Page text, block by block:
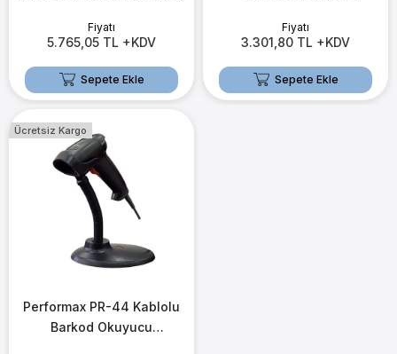
Fiyatı
5.765,05 TL +KDV
Sepete Ekle
Fiyatı
3.301,80 TL +KDV
Sepete Ekle
Ücretsiz Kargo
Performax PR-44 Kablolu
Barkod Okuyucu